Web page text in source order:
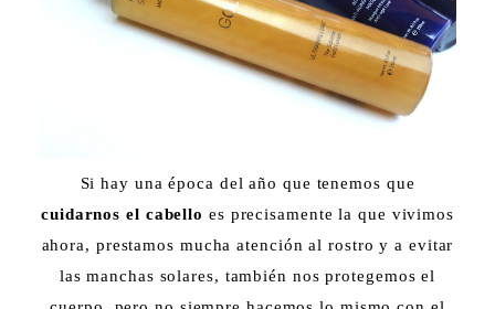
Si hay una época del año que tenemos que
cuidarnos el cabello es precisamente la que vivimos
ahora, prestamos mucha atención al rostro y a evitar
las manchas solares, también nos protegemos el